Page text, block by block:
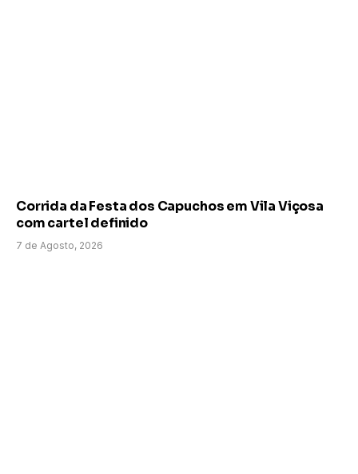
Corrida da Festa dos Capuchos em Vila Viçosa
com cartel definido
7 de Agosto, 2026